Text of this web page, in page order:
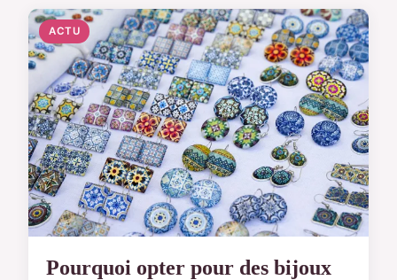
ACTU
Pourquoi opter pour des bijoux